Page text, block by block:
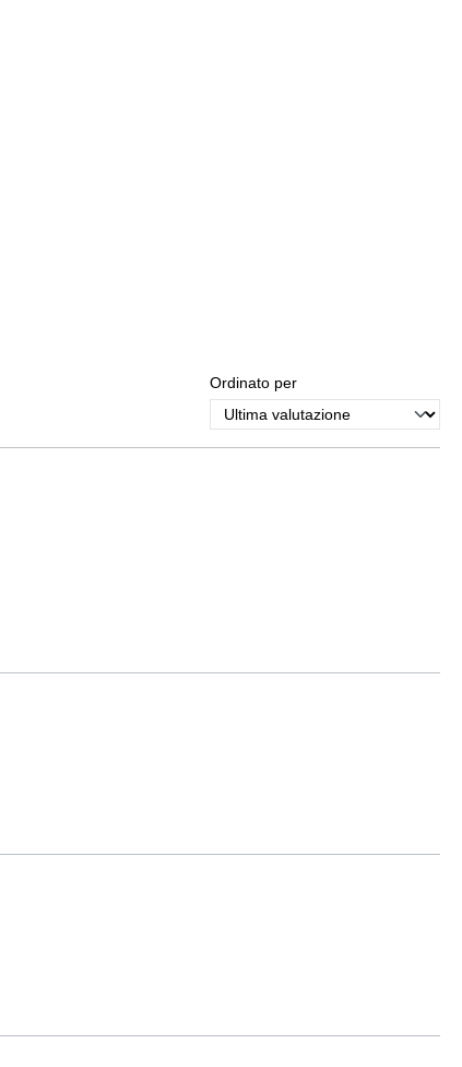
Ordinato per